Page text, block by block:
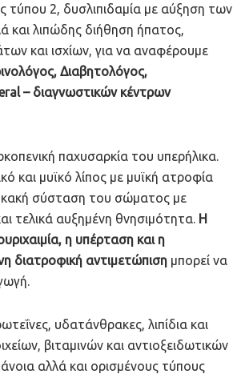
τύπου 2, δυσλιπιδαμία με αύξηση των
και λιπώδης διήθηση ήπατος,
και ισχίων, για να αναφέρουμε
Διαβητολόγος,
– διαγνωστικών κέντρων
παχυσαρκία του υπερήλικα.
και μυϊκό λίπος με μυϊκή ατροφία
κακή σύσταση του σώματος με
τελικά αυξημένη θνησιμότητα. Η
η υπέρταση και η
διατροφική αντιμετώπιση μπορεί να
υδατάνθρακες, λιπίδια και
βιταμινών και αντιοξειδωτικών
αλλά και ορισμένους τύπους